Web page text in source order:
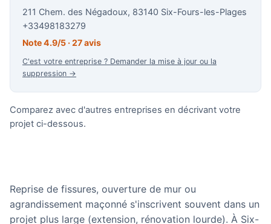
211 Chem. des Négadoux, 83140 Six-Fours-les-Plages
+33498183279
Note 4.9/5 · 27 avis
C'est votre entreprise ? Demander la mise à jour ou la
suppression →
Comparez avec d'autres entreprises en décrivant votre
projet ci-dessous.
Reprise de fissures, ouverture de mur ou
agrandissement maçonné s'inscrivent souvent dans un
projet plus large (extension, rénovation lourde). À Six-